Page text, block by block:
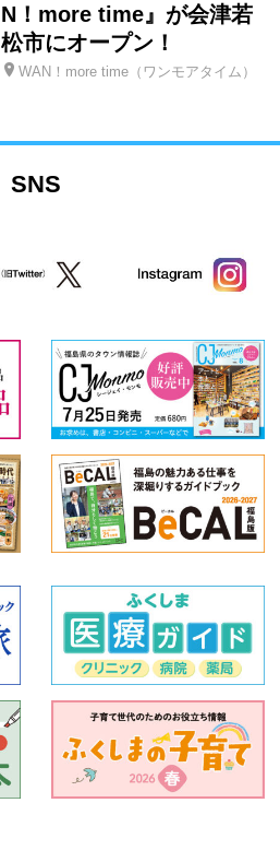
N！more time』が会津若
松市にオープン！
WAN！more time（ワンモアタイム）
SNS